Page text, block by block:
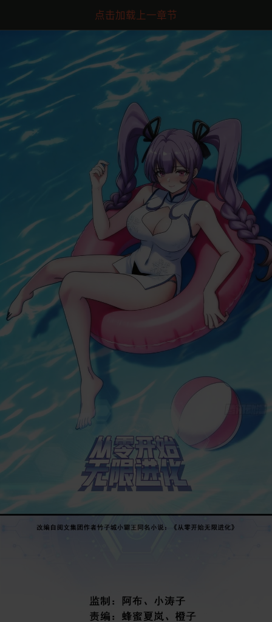
点击加载上一章节